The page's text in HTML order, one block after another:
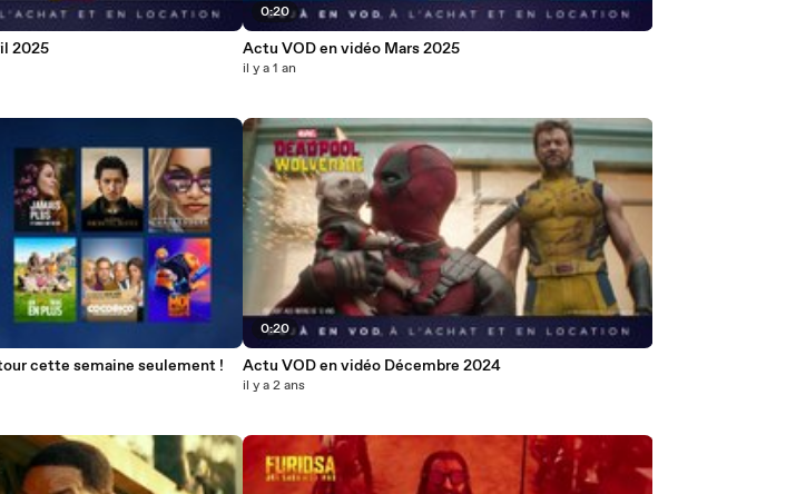
2025
cette semaine seulement !
0:20
Actu VOD en vidéo Mars 2025
il y a 1 an
0:20
Actu VOD en vidéo Décembre 2024
il y a 2 ans